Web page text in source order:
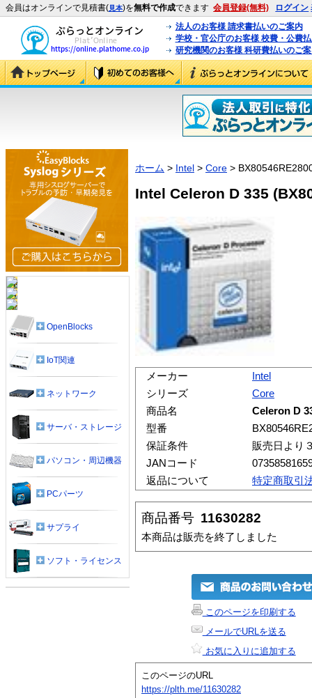
会員はオンラインで見積書(見本)を無料で作成できます 会員登録(無料) ログイン
法人のお客様 請求書払いのご案内
学校・官公庁のお客様 校費・公費
研究機関のお客様 科研費払いのご
ホーム > Intel > Core >
Intel Celeron D 335
メーカー
Intel
シリーズ
Core
商品名
Celeron D
型番
保証条件
販売日より
JANコード
返品について
特定商取引
商品番号 11630282
本商品は販売を終了しました
このページを印刷する
メールでURLを送る
お気に入りに追加する
このページのURL
https://plth.me/11630282
OpenBlocks
IoT関連
ネットワーク
サーバ・ストレージ
パソコン・周辺機器
PCパーツ
サプライ
ソフト・ライセンス